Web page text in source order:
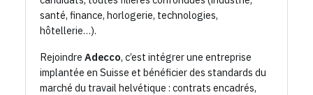
santé, finance, horlogerie, technologies,
hôtellerie…).
Rejoindre Adecco, c’est intégrer une entreprise
implantée en Suisse et bénéficier des standards du
marché du travail helvétique : contrats encadrés,